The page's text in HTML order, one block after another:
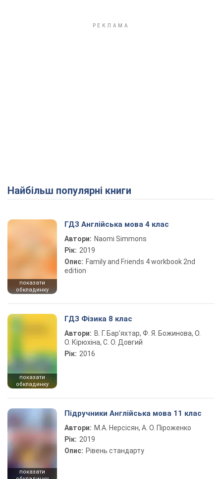
Найбільш популярні книги
показати
обкладинку
ГДЗ Англійська мова 4 клас
Автори: Naomi Simmons
Рік: 2019
Опис: Family and Friends 4 workbook 2nd
edition
показати
обкладинку
ГДЗ Фізика 8 клас
Автори: В. Г. Бар’яхтар, Ф. Я. Божинова, О.
О. Кірюхіна, С. О. Довгий
Рік: 2016
показати
Підручники Англійська мова 11 клас
Автори: М.А. Нерсісян, А. О. Піроженко
Рік: 2019
Опис: Рівень стандарту